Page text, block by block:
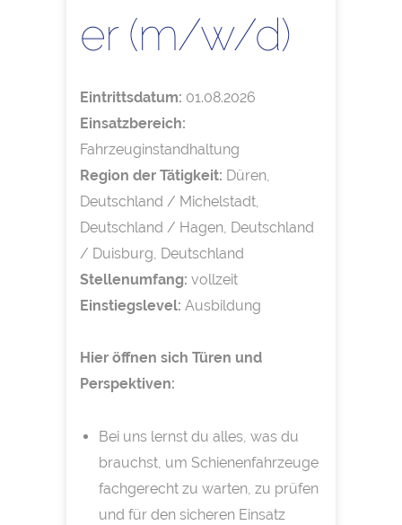
er (m/w/d)
Eintrittsdatum: 01.08.2026
Einsatzbereich:
Fahrzeuginstandhaltung
Region der Tätigkeit: Düren,
Deutschland / Michelstadt,
Deutschland / Hagen, Deutschland
/ Duisburg, Deutschland
Stellenumfang: vollzeit
Einstiegslevel: Ausbildung
Hier öffnen sich Türen und
Perspektiven:
Bei uns lernst du alles, was du
brauchst, um Schienenfahrzeuge
fachgerecht zu warten, zu prüfen
und für den sicheren Einsatz